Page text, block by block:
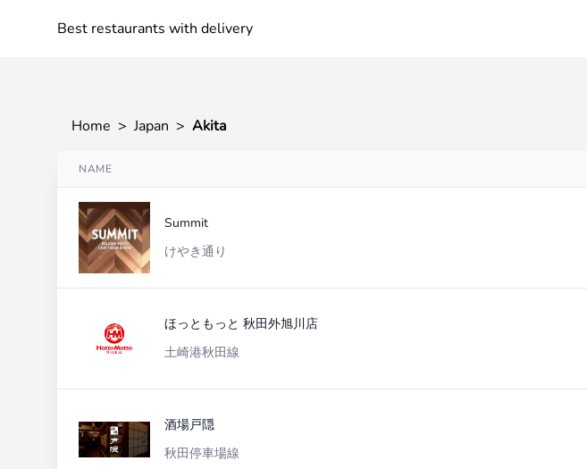
Best restaurants with delivery
Home > Japan > Akita
NAME
Summit
けやき通り
ほっともっと 秋田外旭川店
土崎港秋田線
酒場戸隠
秋田停車場線